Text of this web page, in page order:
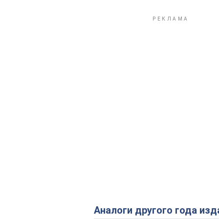
Аналоги другого года